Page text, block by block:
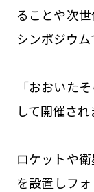
ることや次
シンポジウム
「おおいた
して開催され
ロケットや
を設置しフ